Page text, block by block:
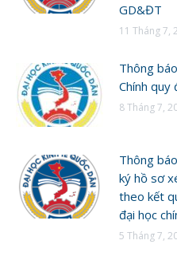
GD&ĐT
11 Tháng 7,
Thông
Chính
8 Tháng 7,
Thông
ký hồ sơ
theo kết
đại học
5 Tháng 7,